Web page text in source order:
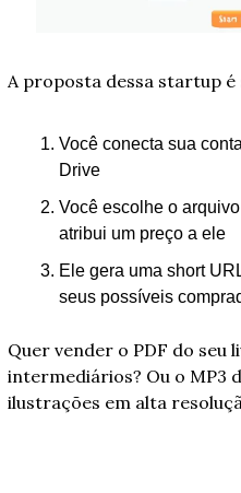
A proposta dessa startup é
Você conecta sua
Drive
Você escolhe o
atribui um preço a ele
Ele gera uma short
seus possíveis
Quer vender o PDF do seu
intermediários? Ou o MP3
ilustrações em alta